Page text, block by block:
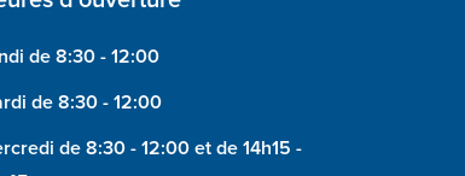
de 8:30 - 12:00
de 8:30 - 12:00
de 8:30 - 12:00 et de 14h15 -